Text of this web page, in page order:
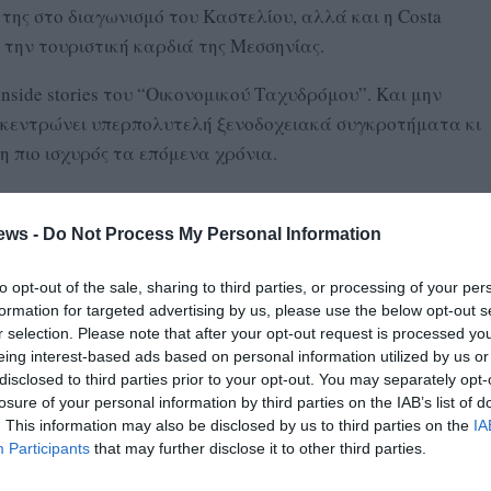
- Do Not Process My Personal Information
opt-out of the sale, sharing to third parties, or processing of your
for targeted advertising by us, please use the below opt-out
selection. Please note that after your opt-out request is processed
interest-based ads based on personal information utilized by us
to third parties prior to your opt-out. You may separately
of your personal information by third parties on the IAB’s list of
This information may also be disclosed by us to third parties on the
Participants that may further disclose it to other third parties.
στο διαγωνισμό του Καστελίου, αλλά και η Costa
τουριστική καρδιά της Μεσσηνίας.
stories του “Οικονομικού Ταχυδρόμου”. Και μην
υπερπολυτελή ξενοδοχειακά συγκροτήματα κι
πιο ισχυρός τα επόμενα χρόνια.
και πυκνώνουν πάνω από την Ευρώπη, απειλώντας τις
των επενδυτών υποδομών, εν όψει ενός νέου
παρατηρητές της αγοράς.
την πολύ θετική δυναμική του χώρου,
σε ένα από τα πιο ελκυστικά περιουσιακά στοιχεία
είναι το βασικό τους project αυτή την περίοδο. «Είναι
και συγκεντρώνεται όλη η δουλειά
κοντά στη διαδικασία.